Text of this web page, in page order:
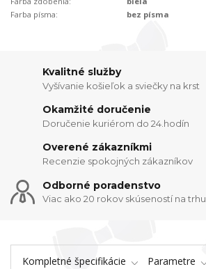
Farba písma:
bez písma
Kvalitné služby
Vyšívanie košieľok a sviečky na krst
Okamžité doručenie
Doručenie kuriérom do 24.hodín
Overené zákazníkmi
Recenzie spokojných zákazníkov
Odborné poradenstvo
Viac ako 20 rokov skúseností na trhu
Kompletné špecifikácie
Parametre